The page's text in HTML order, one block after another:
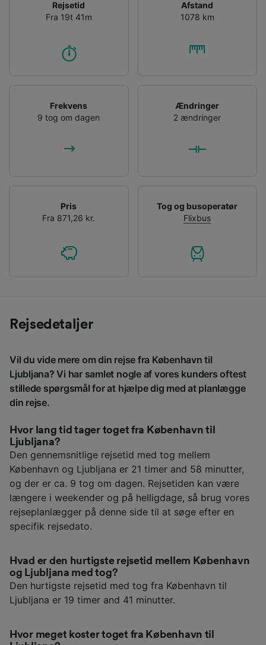
Rejsetid
Fra 19t 41m
Afstand
1078 km
Frekvens
9 tog om dagen
Ændringer
2 ændringer
Pris
Fra 871,26 kr.
Tog og busoperatør
Flixbus
Rejsedetaljer
Vil du vide mere om din rejse fra København til
Ljubljana? Vi har samlet nogle af vores kunders oftest
stillede spørgsmål for at hjælpe dig med at planlægge
din rejse.
Hvor lang tid tager toget fra København til
Ljubljana?
Den gennemsnitlige rejsetid med tog mellem
København og Ljubljana er 21 timer and 58 minutter,
og der er ca. 9 tog om dagen. Rejsetiden kan være
længere i weekender og på helligdage, så brug vores
rejseplanlægger på denne side til at søge efter en
specifik rejsedato.
Hvad er den hurtigste rejsetid mellem København
og Ljubljana med tog?
Den hurtigste rejsetid med tog fra København til
Ljubljana er 19 timer and 41 minutter.
Hvor meget koster toget fra København til